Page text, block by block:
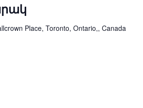
Place, Toronto, Ontario,, Canada